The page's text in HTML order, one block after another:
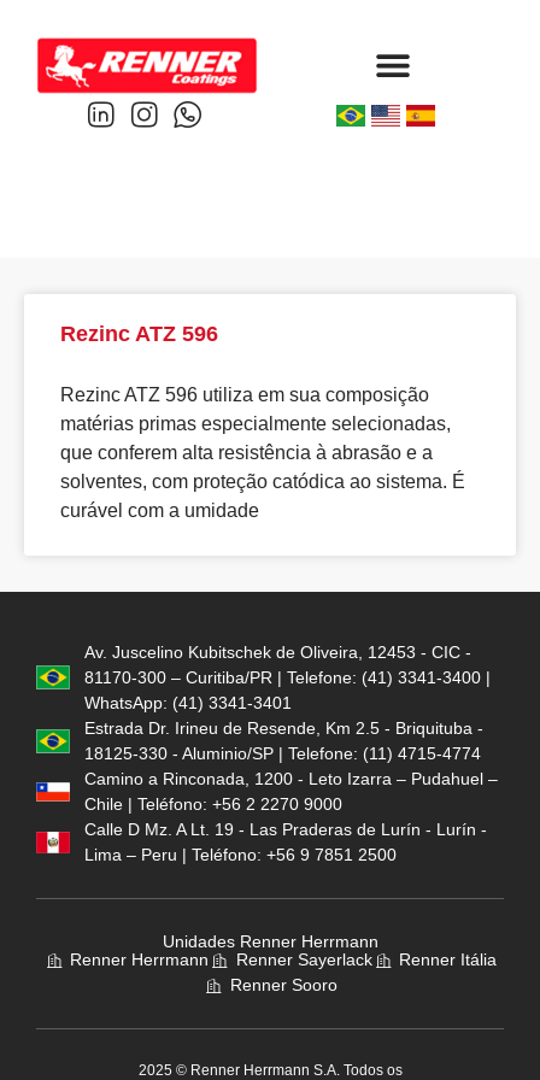
Rezinc ATZ 596
Rezinc ATZ 596 utiliza em sua composição
matérias primas especialmente selecionadas,
que conferem alta resistência à abrasão e a
solventes, com proteção catódica ao sistema. É
curável com a umidade
Av. Juscelino Kubitschek de Oliveira, 12453 - CIC -
81170-300 – Curitiba/PR | Telefone: (41) 3341-3400 |
WhatsApp: (41) 3341-3401
Estrada Dr. Irineu de Resende, Km 2.5 - Briquituba -
18125-330 - Aluminio/SP | Telefone: (11) 4715-4774
Camino a Rinconada, 1200 - Leto Izarra – Pudahuel –
Chile | Teléfono: +56 2 2270 9000
Calle D Mz. A Lt. 19 - Las Praderas de Lurín - Lurín -
Lima – Peru | Teléfono: +56 9 7851 2500
Unidades Renner Herrmann
Renner Herrmann
Renner Sayerlack
Renner Itália
Renner Sooro
2025 © Renner Herrmann S.A. Todos os